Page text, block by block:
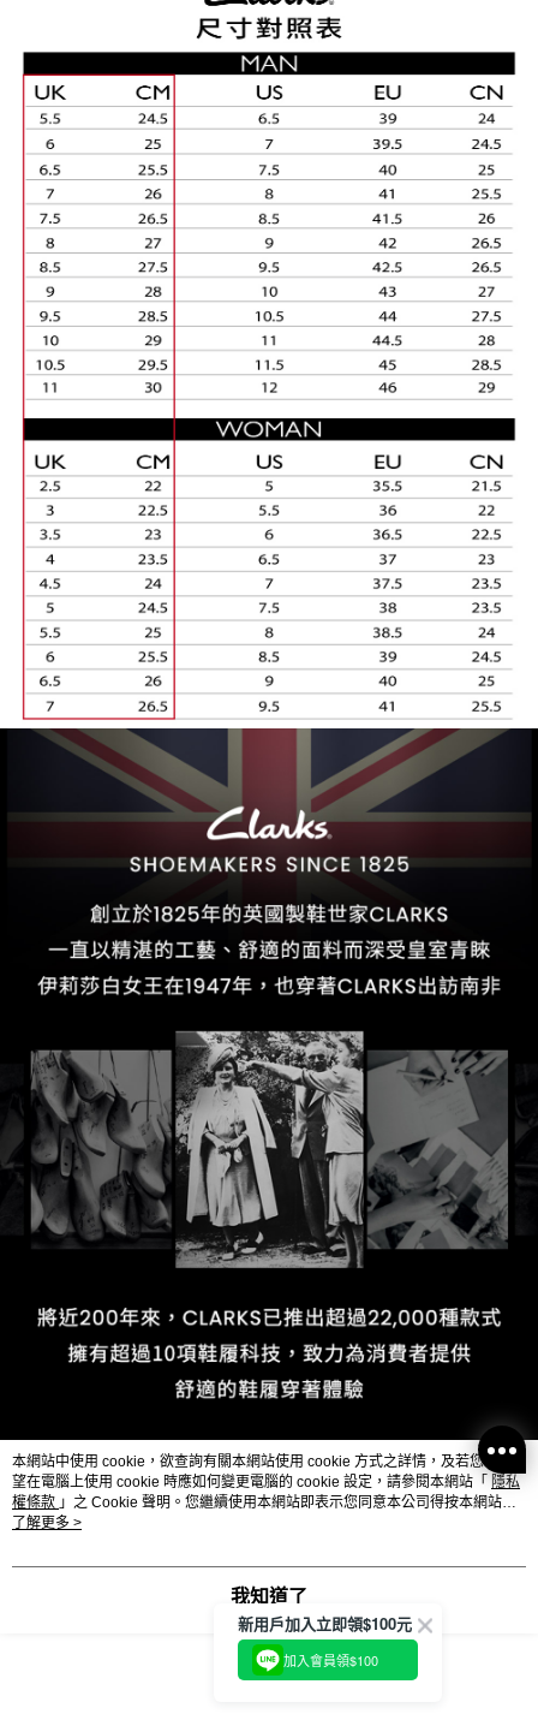
本網站中使用 cookie，欲查詢有關本網站使用 cookie 方式之詳情，及若您不希
望在電腦上使用 cookie 時應如何變更電腦的 cookie 設定，請參閱本網站「 隱私
權條款 」之 Cookie 聲明。您繼續使用本網站即表示您同意本公司得按本網站使
用條款之 Cookie 聲明使用 cookie。
了解更多 >
我知道了
新用戶加入立即領$100元
加入會員領$100